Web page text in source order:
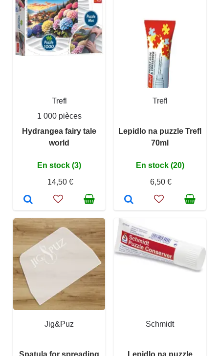
Trefl
1 000 pièces
Hydrangea fairy tale
world
En stock (3)
14,50 €
Trefl
Lepidlo na puzzle Trefl
70ml
En stock (20)
6,50 €
Jig&Puz
Spatula for spreading
Schmidt
Lepidlo na puzzle